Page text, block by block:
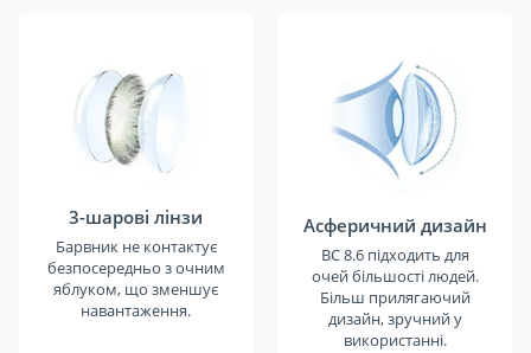
3-шарові лінзи
Барвник не контактує
безпосередньо з очним
яблуком, що зменшує
навантаження.
Асферичний дизайн
BC 8.6 підходить для
очей більшості людей.
Більш прилягаючий
дизайн, зручний у
використанні.